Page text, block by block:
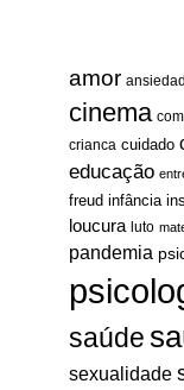
amor
cinema
crianca cuidado
educação
freud infância
loucura luto
pandemia
saúde
sexualidade